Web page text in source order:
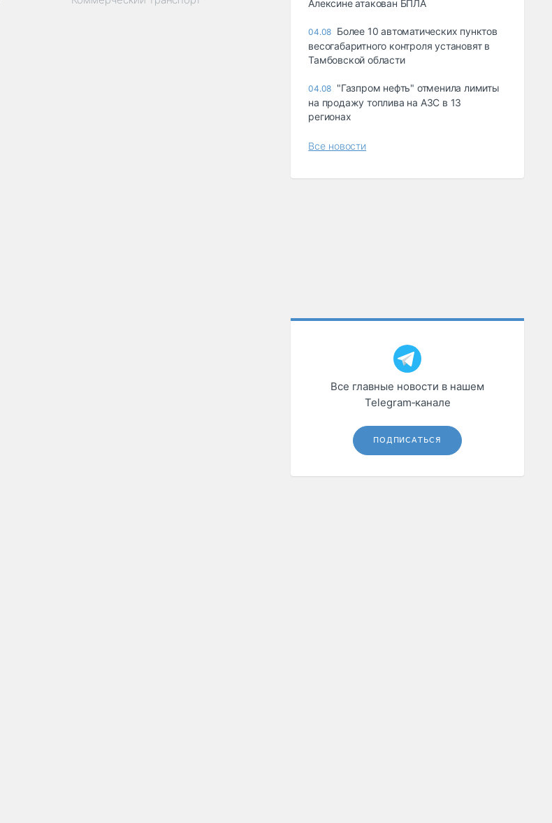
Алексине атакован БПЛА
04.08 Более 10 автоматических пунктов
весогабаритного контроля установят в
Тамбовской области
04.08 "Газпром нефть" отменила лимиты
на продажу топлива на АЗС в 13
регионах
Все новости
Все главные новости в нашем
Telegram‑канале
ПОДПИСАТЬСЯ